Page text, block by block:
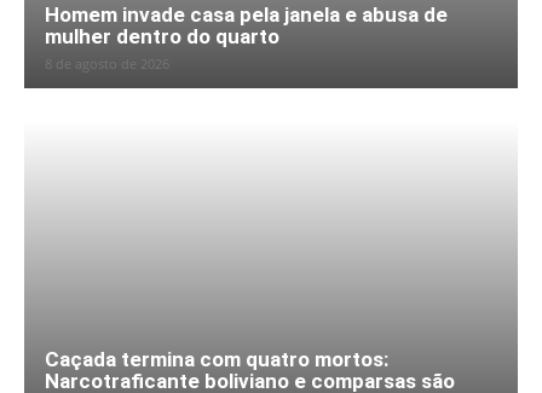
Homem invade casa pela janela e abusa de
mulher dentro do quarto
8 de agosto de 2026
Caçada termina com quatro mortos:
Narcotraficante boliviano e comparsas são